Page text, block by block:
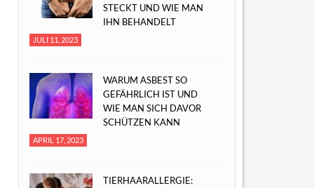
STECKT UND WIE MAN
IHN BEHANDELT
JULI 11, 2023
WARUM ASBEST SO
GEFÄHRLICH IST UND
WIE MAN SICH DAVOR
SCHÜTZEN KANN
APRIL 17, 2023
TIERHAARALLERGIE: